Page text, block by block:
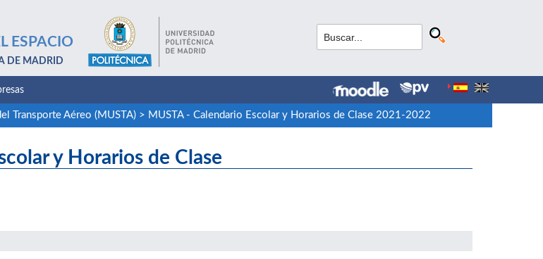
ESPACIO
DE MADRID
Transporte Aéreo (MUSTA)> MUSTA - Calendario Escolar y Horarios de Clase 2021-2022
y Horarios de Clase